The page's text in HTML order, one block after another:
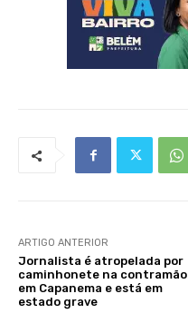
ARTIGO ANTERIOR
Jornalista é atropelada por
caminhonete na contramão
em Capanema e está em
estado grave